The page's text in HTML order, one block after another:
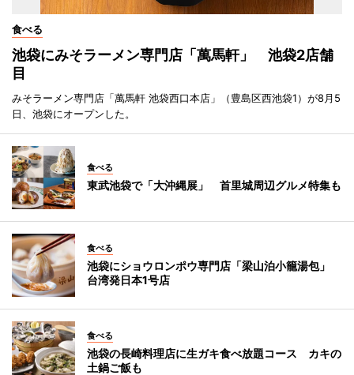
食べる
池袋にみそラーメン専門店「萬馬軒」 池袋2店舗
目
みそラーメン専門店「萬馬軒 池袋西口本店」（豊島区西池袋1）が8月5
日、池袋にオープンした。
食べる
東武池袋で「大沖縄展」 首里城周辺グルメ特集も
食べる
池袋にショウロンポウ専門店「梁山泊小籠湯包」
台湾発日本1号店
食べる
池袋の長崎料理店に生ガキ食べ放題コース カキの
土鍋ご飯も